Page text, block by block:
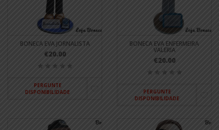
BONECA EVA JORNALISTA
€20.00
PERGUNTE
DISPONIBILIDADE
BONECA EVA ENFERMEIRA
VALERIA
€20.00
PERGUNTE
DISPONIBILIDADE